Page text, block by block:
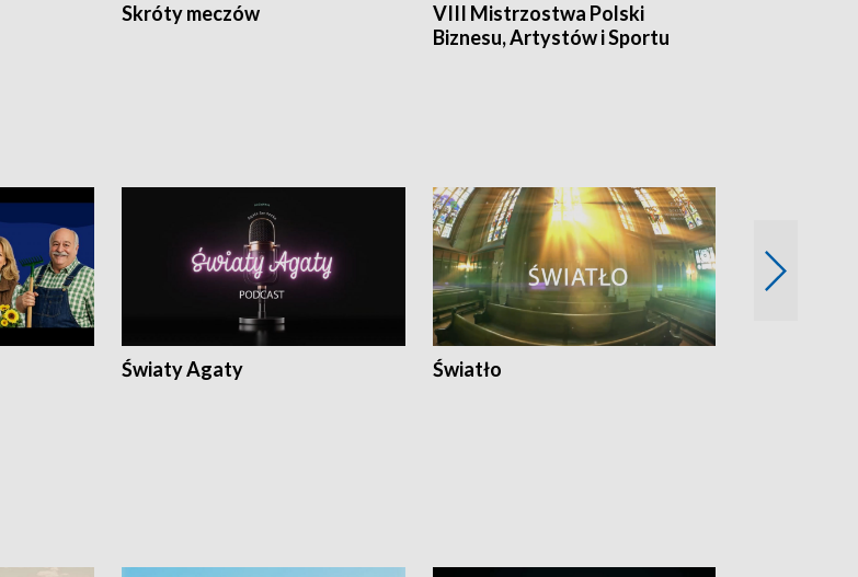
Skróty meczów
VIII Mistrzostwa Polski
Biznesu, Artystów i Sportu
Światy Agaty Światło